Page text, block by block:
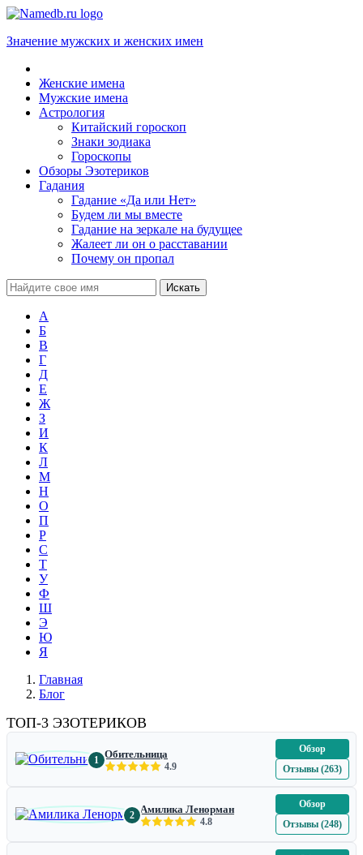
Значение мужских и женских имен
Женские имена
Мужские имена
Астрология
Китайский гороскоп
Знаки зодиака
Гороскопы
Обзоры Эзотериков
Гадания
Гадание «Да или Нет»
Будем ли мы вместе
Гадание на зеркале на будущее
Жалеет ли он о расставании
Почему он пропал
А
Б
В
Г
Д
Е
Ж
З
И
К
Л
М
Н
О
П
Р
С
Т
У
Ф
Ш
Э
Ю
Я
Главная
Блог
ТОП-3 ЭЗОТЕРИКОВ
1 Обительница
4.9
Обзор
Отзывы (263)
2 Амилика Ленорман
4.8
Обзор
Отзывы (248)